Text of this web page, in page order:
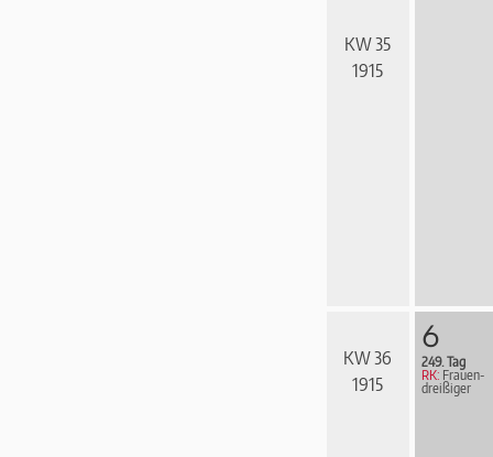
KW 35
1915
KW 36
1915
6
249. Tag
RK: Frau­en­
drei­ßi­ger